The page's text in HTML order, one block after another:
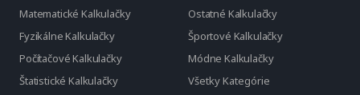
Matematické Kalkulačky
Ostatné Kalkulačky
Fyzikálne Kalkulačky
Športové Kalkulačky
Počítačové Kalkulačky
Módne Kalkulačky
Štatistické Kalkulačky
Všetky Kategórie